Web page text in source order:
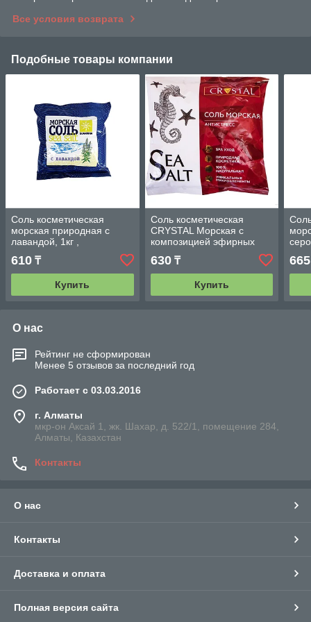
Все условия возврата
Подобные товары компании
Соль косметическая
морская природная с
лавандой, 1кг ,
Медикалфорт Беларусь.
610 ₸
Купить
Соль косметическая
CRYSTAL Морская с
композицией эфирных
масел Антистресс 1кг ,
Медикалфорт Беларусь.
630₸
Купить
665
О нас
Рейтинг не сформирован
Менее 5 отзывов за последний год
Работает с 03.03.2016
г. Алматы
мкр-он Аксай 1, жк. Шахар, д. 522/1, помещение 284,
Алматы, Казахстан
Контакты
О нас
Контакты
Доставка и оплата
Полная версия сайта